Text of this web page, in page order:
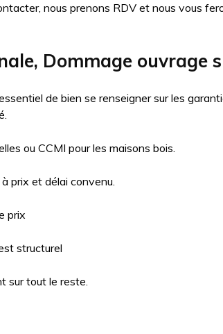
nous prenons RDV et nous vous
Dommage
de bien se renseigner sur les
ou CCMI pour les maisons bois.
prix et délai convenu.
prix
structurel
sur tout le reste.